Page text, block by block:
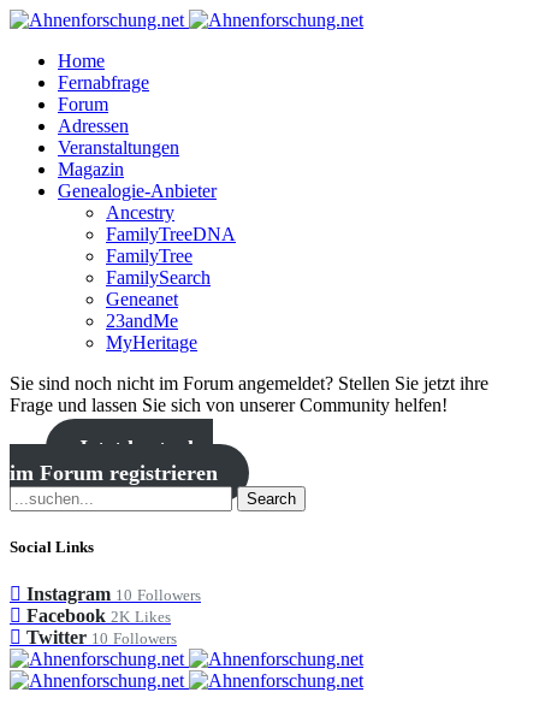
Home
Fernabfrage
Forum
Adressen
Veranstaltungen
Magazin
Genealogie-Anbieter
Ancestry
FamilyTreeDNA
FamilyTree
FamilySearch
Geneanet
23andMe
MyHeritage
Sie sind noch nicht im Forum angemeldet? Stellen Sie jetzt ihre
Frage und lassen Sie sich von unserer Community helfen!
Jetzt kostenlos
im Forum registrieren
Search
Social Links
Instagram 10 Followers
Facebook 2K Likes
Twitter 10 Followers